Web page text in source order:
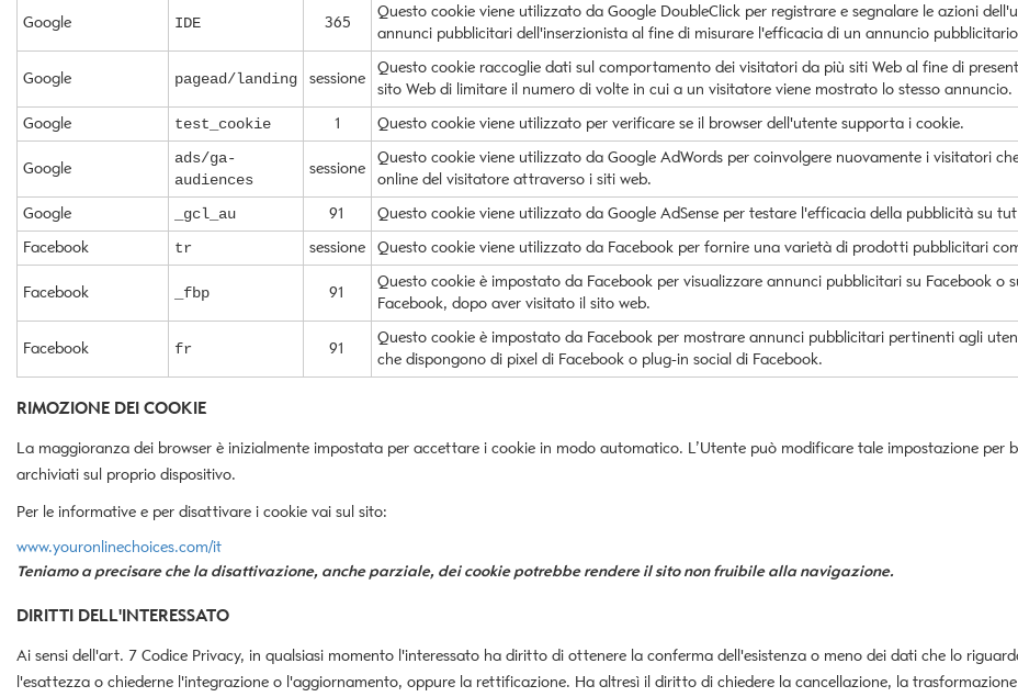
Google IDE 365
Questo cookie viene utilizzato da Google DoubleClick per registrare e segnalare le azioni
annunci pubblicitari dell'inserzionista al fine di misurare l'efficacia di un annuncio
Google pagead/landing sessione
Questo cookie raccoglie dati sul comportamento dei visitatori da più siti Web al fine di
sito Web di limitare il numero di volte in cui a un visitatore viene mostrato lo stesso annuncio.
Google
test_cookie 1 Questo cookie viene utilizzato per verificare se il browser dell'utente supporta i cookie.
Google
ads/ga-
audiences
sessione
Questo cookie viene utilizzato da Google AdWords per coinvolgere nuovamente i visitatori
online del visitatore attraverso i siti web.
Google
_gcl_au 91
Questo cookie viene utilizzato da Google AdSense per testare l'efficacia della pubblicità su
Facebook
tr sessione Questo cookie viene utilizzato da Facebook per fornire una varietà di prodotti pubblicitari
Facebook _fbp 91
Questo cookie è impostato da Facebook per visualizzare annunci pubblicitari su Facebook
Facebook, dopo aver visitato il sito web.
Facebook fr 91
Questo cookie è impostato da Facebook per mostrare annunci pubblicitari pertinenti agli
che dispongono di pixel di Facebook o plug-in social di Facebook.
RIMOZIONE DEI COOKIE
La maggioranza dei browser è inizialmente impostata per accettare i cookie in modo automatico. L’Utente può modificare tale impostazione per
archiviati sul proprio dispositivo.
Per le informative e per disattivare i cookie vai sul sito:
www.youronlinechoices.com/it
Teniamo a precisare che la disattivazione, anche parziale, dei cookie potrebbe rendere il sito non fruibile alla navigazione.
DIRITTI DELL'INTERESSATO
Ai sensi dell'art. 7 Codice Privacy, in qualsiasi momento l'interessato ha diritto di ottenere la conferma dell'esistenza o meno dei dati che lo
l'esattezza o chiederne l'integrazione o l'aggiornamento, oppure la rettificazione. Ha altresì il diritto di chiedere la cancellazione, la